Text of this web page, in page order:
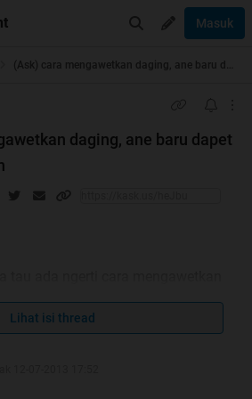
Masuk
daging, ane baru dapet
Allah, dan smpe saat ni ane
Lihat isi thread